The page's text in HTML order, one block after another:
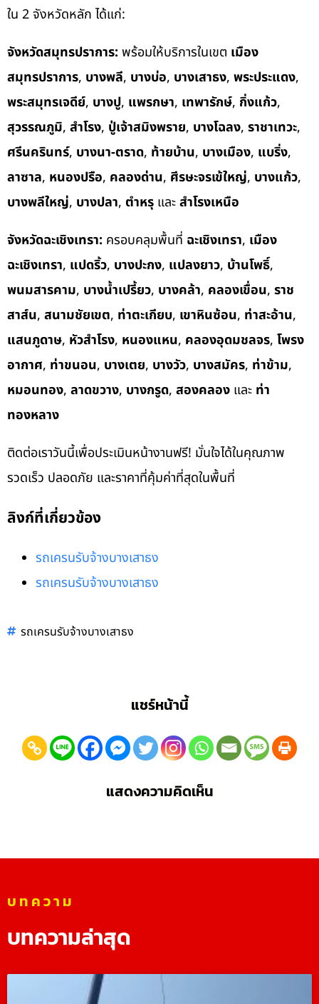
ใน 2 จังหวัดหลัก ได้แก่:
จังหวัดสมุทรปราการ: พร้อมให้บริการในเขต เมือง
สมุทรปราการ, บางพลี, บางบ่อ, บางเสาธง, พระประแดง,
พระสมุทรเจดีย์, บางปู, แพรกษา, เทพารักษ์, กิ่งแก้ว,
สุวรรณภูมิ, สำโรง, ปู่เจ้าสมิงพราย, บางโฉลง, ราชาเทวะ,
ศรีนครินทร์, บางนา-ตราด, ท้ายบ้าน, บางเมือง, แบริ่ง,
ลาซาล, หนองปรือ, คลองด่าน, ศีรษะจรเข้ใหญ่, บางแก้ว,
บางพลีใหญ่, บางปลา, ตำหรุ และสำโรงเหนือ
จังหวัดฉะเชิงเทรา: ครอบคลุมพื้นที่ ฉะเชิงเทรา, เมือง
ฉะเชิงเทรา, แปดริ้ว, บางปะกง, แปลงยาว, บ้านโพธิ์,
พนมสารคาม, บางน้ำเปรี้ยว, บางคล้า, คลองเขื่อน, ราช
สาส์น, สนามชัยเขต, ท่าตะเกียบ, เขาหินซ้อน, ท่าสะอ้าน,
แสนภูดาษ, หัวสำโรง, หนองแหน, คลองอุดมชลจร, โพรง
อากาศ, ท่าขนอน, บางเตย, บางวัว, บางสมัคร, ท่าข้าม,
หมอนทอง, ลาดขวาง, บางกรูด, สองคลอง และ ท่า
ทองหลาง
ติดต่อเราวันนี้เพื่อประเมินหน้างานฟรี! มั่นใจได้ในคุณภาพ
รวดเร็ว ปลอดภัย และราคาที่คุ้มค่าที่สุดในพื้นที่
ลิงก์ที่เกี่ยวข้อง
รถเครนรับจ้างบางเสาธง
รถเครนรับจ้างบางเสาธง
รถเครนรับจ้างบางเสาธง
แชร์หน้านี้
แสดงความคิดเห็น
บทความ
บทความล่าสุด